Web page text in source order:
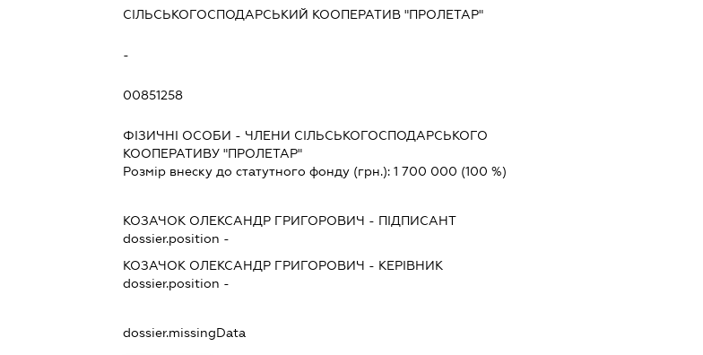
СІЛЬСЬКОГОСПОДАРСЬКИЙ КООПЕРАТИВ "ПРОЛЕТАР"
-
00851258
ФІЗИЧНІ ОСОБИ - ЧЛЕНИ СІЛЬСЬКОГОСПОДАРСЬКОГО
КООПЕРАТИВУ "ПРОЛЕТАР"
Розмір внеску до статутного фонду (грн.):1 700 000 (100 %)
КОЗАЧОК ОЛЕКСАНДР ГРИГОРОВИЧ - ПІДПИСАНТ
dossier.position -
КОЗАЧОК ОЛЕКСАНДР ГРИГОРОВИЧ - КЕРІВНИК
dossier.position -
dossier.missingData